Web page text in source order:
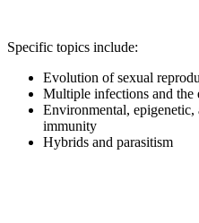
Specific topics include:
Evolution of sexual
Multiple infections and
Environmental, epigenetic,
immunity
Hybrids and parasitism